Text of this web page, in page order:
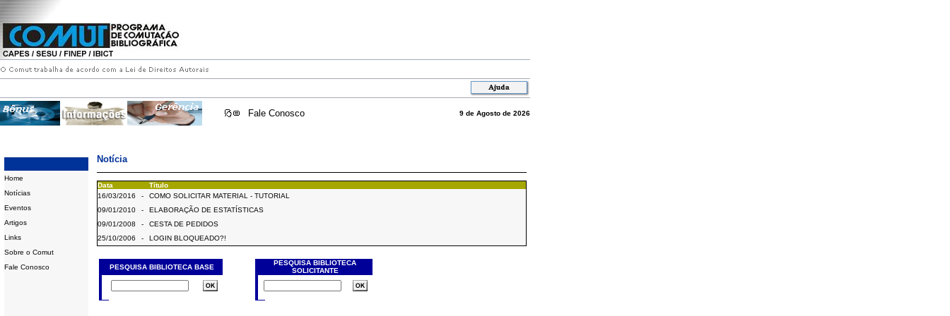
Fale Conosco 9 de Agosto de 2026
Home
Notícias
Eventos
Artigos
Links
Sobre o Comut
Fale Conosco
Notícia
Data
Título
16/03/2016
-
COMO SOLICITAR MATERIAL - TUTORIAL
09/01/2010
-
ELABORAÇÃO DE ESTATÍSTICAS
09/01/2008
-
CESTA DE PEDIDOS
25/10/2006
- LOGIN BLOQUEADO?!
PESQUISA BIBLIOTECA BASE
PESQUISA BIBLIOTECA
SOLICITANTE